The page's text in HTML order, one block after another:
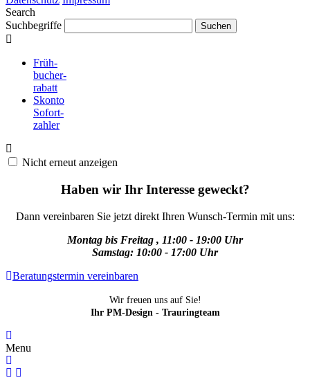
Search
Suchbegriffe
Früh-
bucher-
rabatt
Skonto
Sofort-
zahler
Nicht erneut anzeigen
Haben wir Ihr Interesse geweckt?
Dann vereinbaren Sie jetzt direkt Ihren Wunsch-Termin mit uns:
Montag bis Freitag , 11:00 - 19:00 Uhr
Samstag: 10:00 - 17:00 Uhr
Beratungstermin vereinbaren
Wir freuen uns auf Sie!
Ihr PM-Design - Trauringteam
Menu